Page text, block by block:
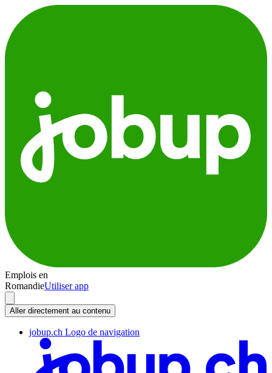
Emplois en
RomandieUtiliser app
Aller directement au contenu
jobup.ch Logo de navigation